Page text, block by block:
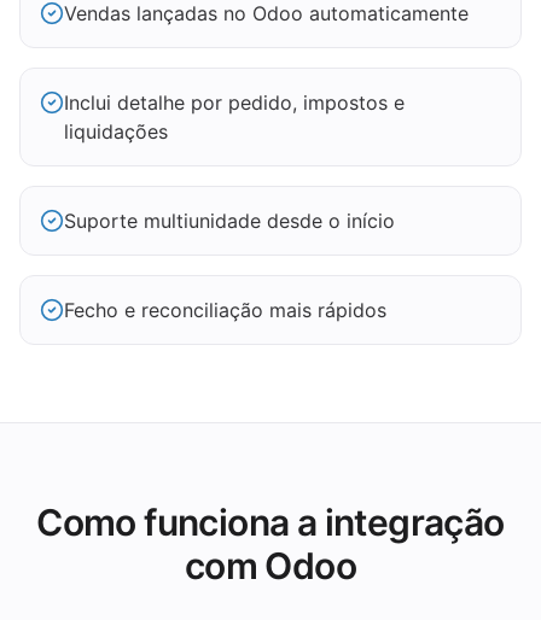
Vendas lançadas no Odoo automaticamente
Inclui detalhe por pedido, impostos e
liquidações
Suporte multiunidade desde o início
Fecho e reconciliação mais rápidos
Como funciona a integração
com Odoo